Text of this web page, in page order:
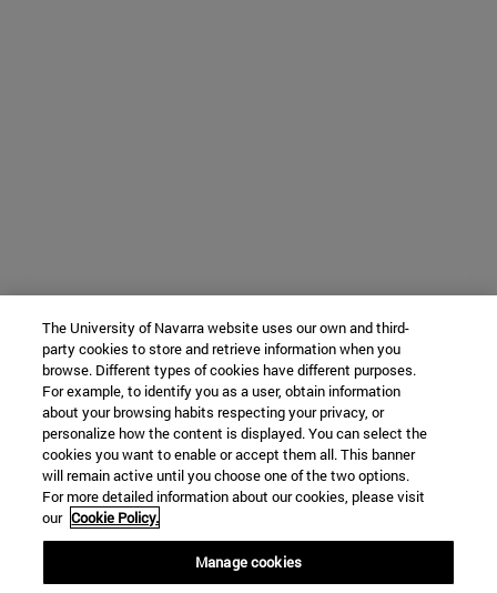
The University of Navarra website uses our own and third-
party cookies to store and retrieve information when you
browse. Different types of cookies have different purposes.
For example, to identify you as a user, obtain information
about your browsing habits respecting your privacy, or
personalize how the content is displayed. You can select the
cookies you want to enable or accept them all. This banner
will remain active until you choose one of the two options.
For more detailed information about our cookies, please visit
our Cookie Policy.
Manage cookies